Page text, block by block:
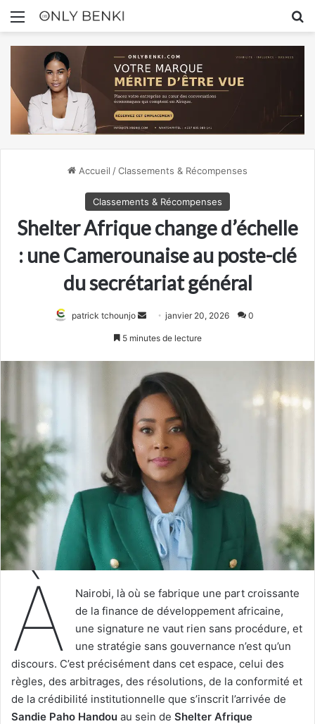
Menu
Accueil /Classements & Récompenses
Classements & Récompenses
Shelter Afrique change d’échelle
: une Camerounaise au poste-clé
du secrétariat général
patrick tchounjo
Envoyerjanvier 20, 2026 0
5 minutes de lecture
À
Nairobi, là où se fabrique une part croissante
de la finance de développement africaine,
une signature ne vaut rien sans procédure, et
une stratégie sans gouvernance n’est qu’un
discours. C’est précisément dans cet espace, celui des
règles, des arbitrages, des résolutions, de la conformité et
de la crédibilité institutionnelle que s’inscrit l’arrivée de
Sandie Paho Handou au sein de Shelter Afrique